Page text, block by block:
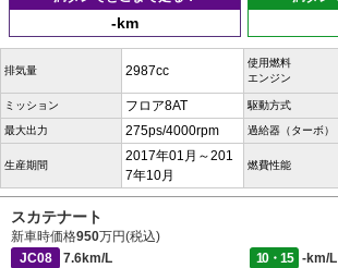
-km
排気量 2987cc
使用燃料
エンジン
ミッション フロア8AT 駆動方式
最大出力 275ps/4000rpm 過給器（ターボ）
生産期間
2017年01月～201
7年10月
燃費性能
スカテナート
新車時価格950万円(税込)
JC08
7.6km/L 10・15
-km/L